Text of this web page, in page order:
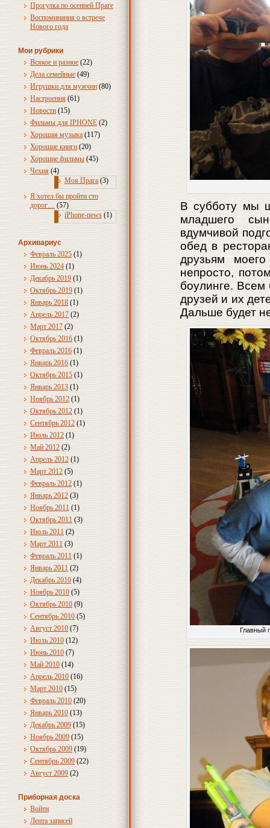
Прогулка по осенней Праге
Воспоминания о встрече
Нового года
Мои рубрики
Всякое и разное (22)
Дела семейные (49)
Игрушки для мужчин (80)
Настроения (61)
Новости (15)
Фильмы для IPHONE (2)
Хорошая музыка (117)
Хорошие книги (20)
Хорошие фильмы (45)
Чехия (4)
Моя Прага (3)
Я хотел бы пройти сто
дорог… (57)
iPhone-news (1)
Архивариус
Февраль 2025 (1)
Июнь 2024 (1)
Декабрь 2019 (1)
Октябрь 2019 (1)
Январь 2018 (1)
Апрель 2017 (2)
Март 2017 (2)
Октябрь 2016 (1)
Февраль 2016 (1)
Январь 2016 (1)
Октябрь 2015 (1)
Январь 2013 (1)
Ноябрь 2012 (1)
Октябрь 2012 (1)
Сентябрь 2012 (1)
Июль 2012 (1)
Май 2012 (2)
Апрель 2012 (1)
Март 2012 (5)
Февраль 2012 (1)
Январь 2012 (3)
Ноябрь 2011 (1)
Октябрь 2011 (3)
Июль 2011 (2)
Март 2011 (3)
Февраль 2011 (1)
Январь 2011 (2)
Декабрь 2010 (4)
Ноябрь 2010 (5)
Октябрь 2010 (9)
Сентябрь 2010 (5)
Август 2010 (7)
Июль 2010 (12)
Июнь 2010 (7)
Май 2010 (14)
Апрель 2010 (16)
Март 2010 (15)
Февраль 2010 (20)
Январь 2010 (13)
Декабрь 2009 (15)
Ноябрь 2009 (15)
Октябрь 2009 (19)
Сентябрь 2009 (22)
Август 2009 (2)
Приборная доска
Войти
Лента записей
В субботу мы
младшего
вдумчивой
обед в
друзьям
непросто,
боулинге.
друзей и их
Дальше будет
Главный